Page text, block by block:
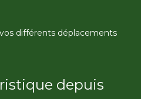
différents déplacements
depuis